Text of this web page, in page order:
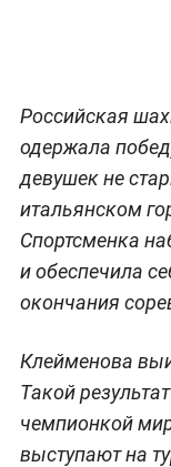
Российская
одержала
девушек не
итальянском
Спортсменка
и обеспечила
окончания
Клейменова
Такой
чемпионкой
выступают на